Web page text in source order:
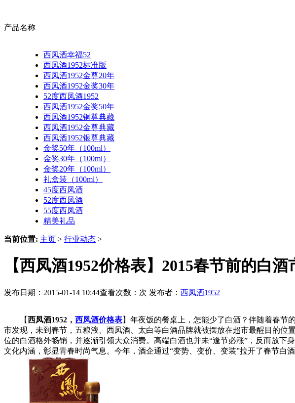
产品名称
西凤酒幸福52
西凤酒1952标准版
西凤酒1952金尊20年
西凤酒1952金奖30年
52度西凤酒1952
西凤酒1952金奖50年
西凤酒1952铜尊典藏
西凤酒1952金尊典藏
西凤酒1952银尊典藏
金奖50年（100ml）
金奖30年（100ml）
金奖20年（100ml）
礼盒装（100ml）
45度西凤酒
52度西凤酒
55度西凤酒
精美礼品
当前位置: 主页 > 行业动态 >
【西凤酒1952价格表】2015春节前的白酒
发布日期：2015-01-14 10:44查看次数： 次 发布者： 西凤酒1952
【西凤酒1952， 西凤酒价格表】年夜饭的餐桌上，怎能少了白酒？伴随着春节
市发现，未到春节，五粮液、西凤酒、太白等白酒品牌就被摆放在超市最醒目的
位的白酒格外畅销，并逐渐引领大众消费。高端白酒也并未“逢节必涨”，反而放
文化内涵，彰显青春时尚气息。今年，酒企通过“变势、变价、变装”拉开了春节白酒